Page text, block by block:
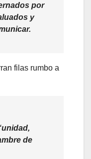
por
y
de